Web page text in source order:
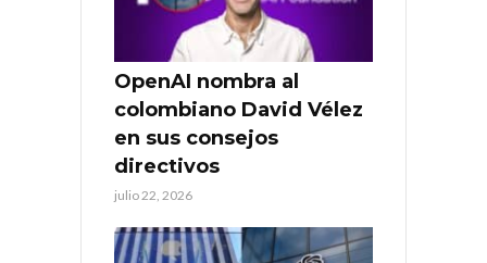
OpenAI nombra al
colombiano David Vélez
en sus consejos
directivos
julio 22, 2026